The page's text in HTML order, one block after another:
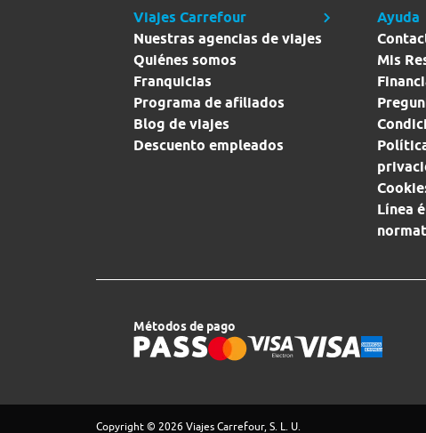
Viajes Carrefour
Nuestras agencias de viajes
Quiénes somos
Franquicias
Programa de afiliados
Blog de viajes
Descuento empleados
Ayuda
Mis
Línea
Métodos de pago
Copyright © 2026 Viajes Carrefour, S. L. U.